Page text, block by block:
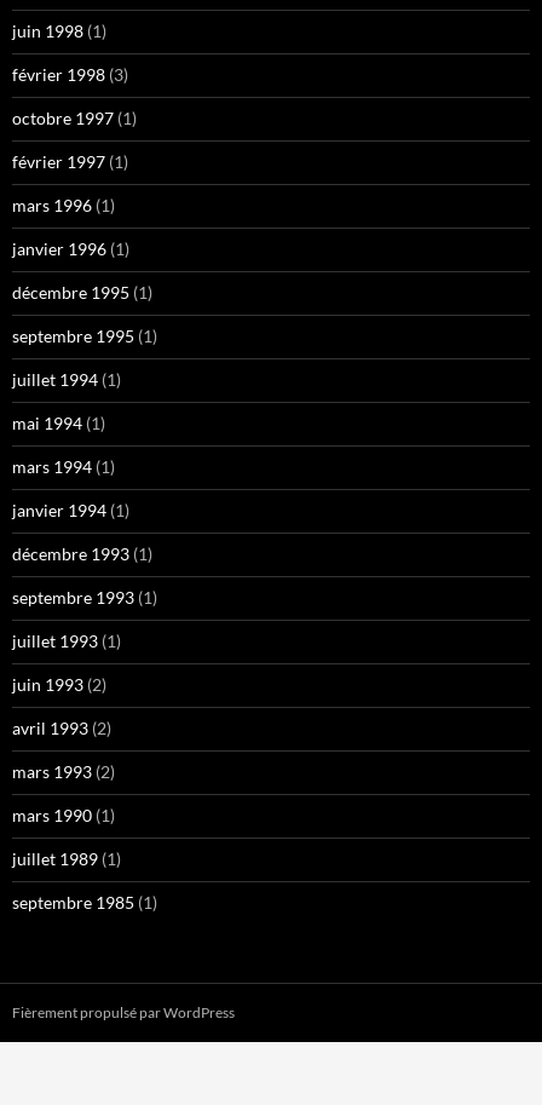
juin 1998 (1)
février 1998 (3)
octobre 1997 (1)
février 1997 (1)
mars 1996 (1)
janvier 1996 (1)
décembre 1995 (1)
septembre 1995 (1)
juillet 1994 (1)
mai 1994 (1)
mars 1994 (1)
janvier 1994 (1)
décembre 1993 (1)
septembre 1993 (1)
juillet 1993 (1)
juin 1993 (2)
avril 1993 (2)
mars 1993 (2)
mars 1990 (1)
juillet 1989 (1)
septembre 1985 (1)
Fièrement propulsé par WordPress